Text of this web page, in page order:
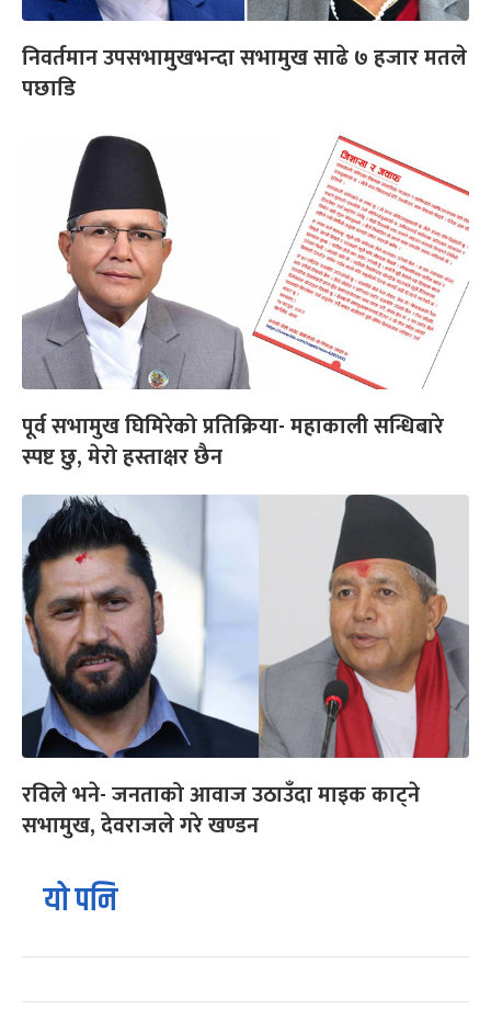
निवर्तमान उपसभामुखभन्दा सभामुख साढे ७ हजार मतले
पछाडि
पूर्व सभामुख घिमिरेको प्रतिक्रिया- महाकाली सन्धिबारे
स्पष्ट छु, मेरो हस्ताक्षर छैन
रविले भने- जनताको आवाज उठाउँदा माइक काट्ने
सभामुख, देवराजले गरे खण्डन
यो पनि